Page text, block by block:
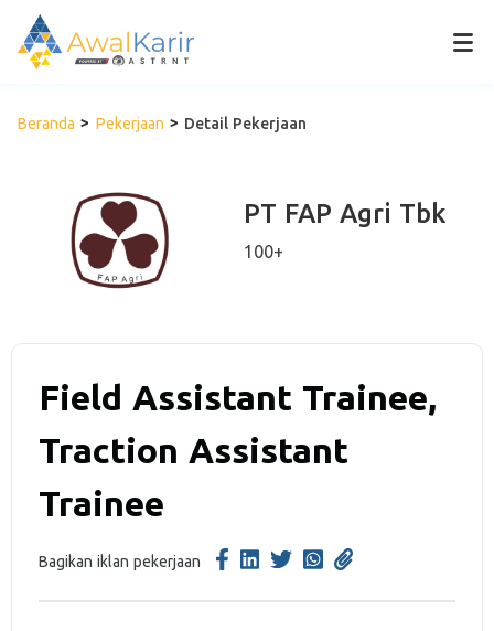
Beranda Pekerjaan Detail Pekerjaan
PT FAP Agri Tbk
100+
Field Assistant Trainee,
Traction Assistant
Trainee
Bagikan iklan pekerjaan